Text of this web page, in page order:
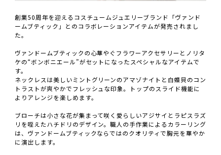
創業50周年を迎えるコスチュームジュエリーブランド「ヴァンド
ームブティック」とのコラボレーションアイテムが発売されまし
た。
ヴァンドームブティックの心華やぐフラワーアクセサリーとノリタ
ケの“ボンボニエール”がセットになったスペシャルなアイテムで
す。
ネックレスは美しいミントグリーンのアマゾナイトと白蝶貝のコン
トラストが爽やかでフレッシュな印象。トップのスライド機能に
よりアレンジを楽しめます。
ブローチは小さな花が集まって咲く愛らしいアジサイとラピスラズ
リを咥えたハチドリのデザイン。職人の手作業によるカラーリング
は、ヴァンドームブティックならではのクオリティで胸元を華やか
に演出します。